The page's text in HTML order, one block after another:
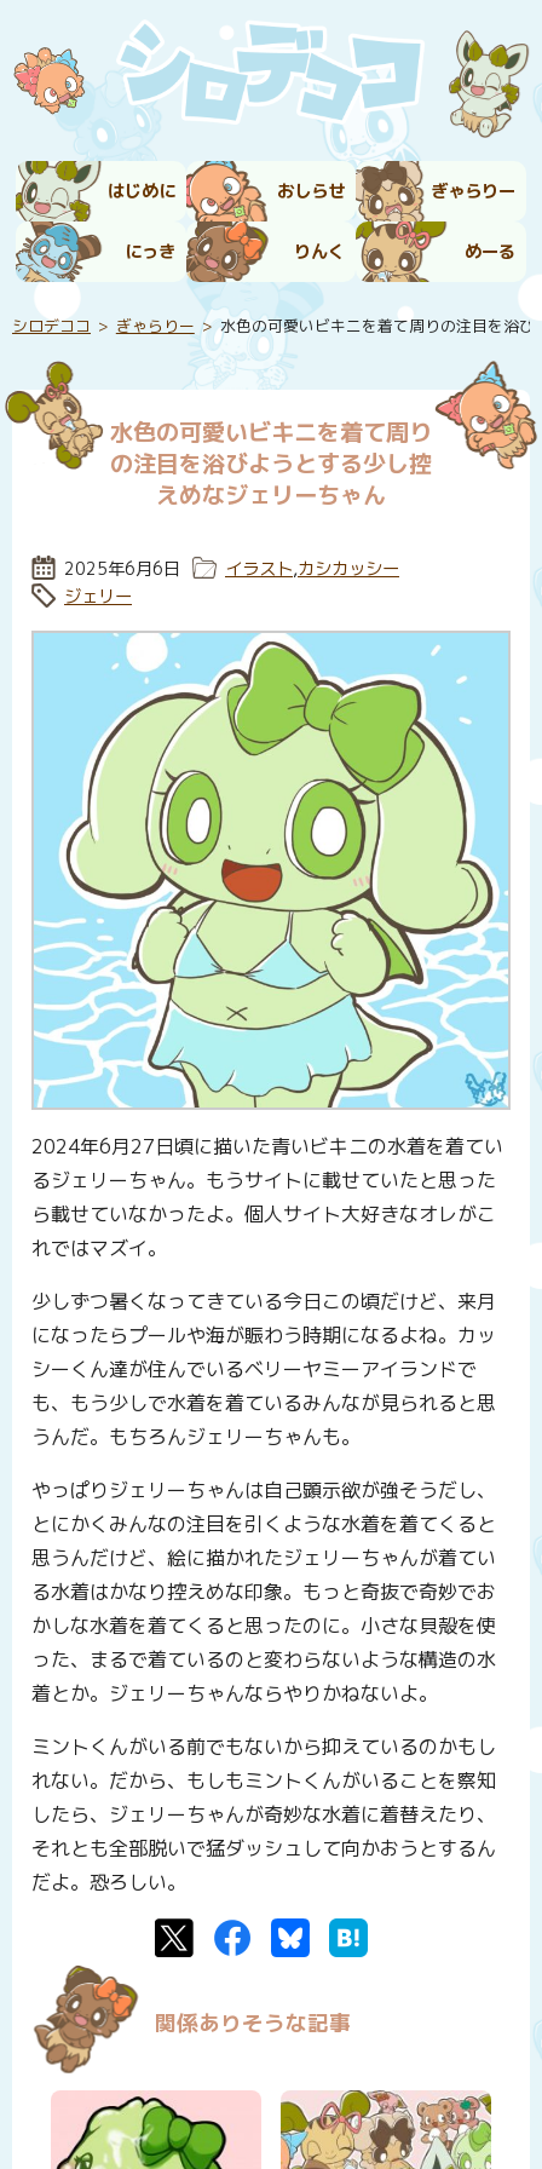
はじめに おしらせ ぎゃらりー
にっき りんく めーる
シロデココ ぎゃらりー 水色の可愛いビキニを着て周りの注目を浴
水色の可愛いビキニを着て周り
の注目を浴びようとする少し控
えめなジェリーちゃん
投稿日:
2025年6月6日 カテゴリー:
イラスト,カシカッシー
タグ:
ジェリー
2024年6月27日頃に描いた青いビキニの水着を着てい
るジェリーちゃん。もうサイトに載せていたと思った
ら載せていなかったよ。個人サイト大好きなオレがこ
れではマズイ。
少しずつ暑くなってきている今日この頃だけど、来月
になったらプールや海が賑わう時期になるよね。カッ
シーくん達が住んでいるベリーヤミーアイランドで
も、もう少しで水着を着ているみんなが見られると思
うんだ。もちろんジェリーちゃんも。
やっぱりジェリーちゃんは自己顕示欲が強そうだし、
とにかくみんなの注目を引くような水着を着てくると
思うんだけど、絵に描かれたジェリーちゃんが着てい
る水着はかなり控えめな印象。もっと奇抜で奇妙でお
かしな水着を着てくると思ったのに。小さな貝殻を使
った、まるで着ているのと変わらないような構造の水
着とか。ジェリーちゃんならやりかねないよ。
ミントくんがいる前でもないから抑えているのかもし
れない。だから、もしもミントくんがいることを察知
したら、ジェリーちゃんが奇妙な水着に着替えたり、
それとも全部脱いで猛ダッシュして向かおうとするん
だよ。恐ろしい。
TwitterFacebookBluesky
関係ありそうな記事